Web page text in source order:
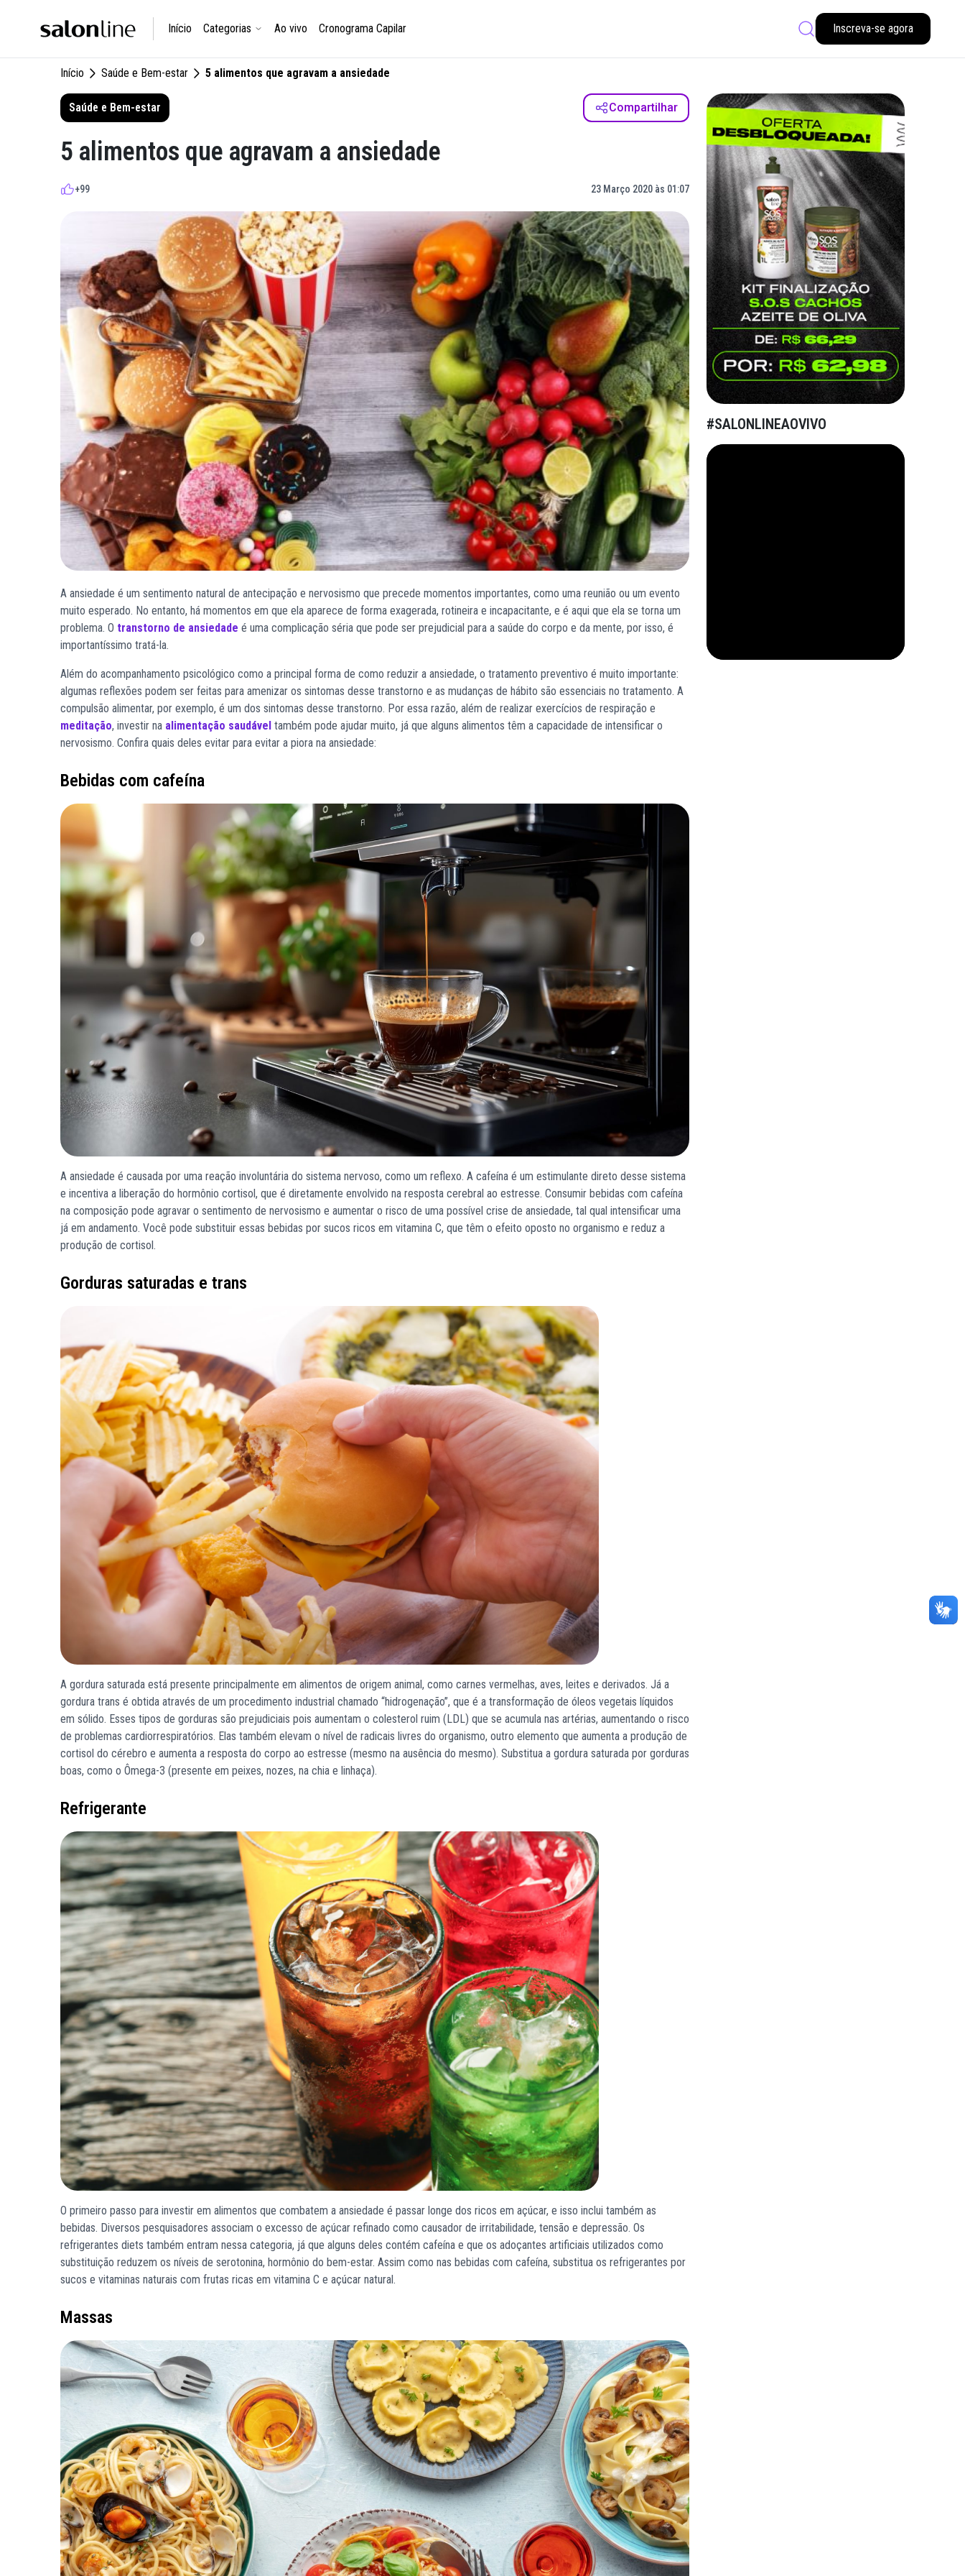
Início Categorias Ao vivo Cronograma Capilar Inscreva-se agora
Início Saúde e Bem-estar 5 alimentos que agravam a ansiedade
Saúde e Bem-estar Compartilhar
5 alimentos que agravam a ansiedade
+99 23 Março 2020 às 01:07
A ansiedade é um sentimento natural de antecipação e nervosismo que precede momentos importantes, como uma reunião ou um evento
muito esperado. No entanto, há momentos em que ela aparece de forma exagerada, rotineira e incapacitante, e é aqui que ela se torna um
problema. O transtorno de ansiedade é uma complicação séria que pode ser prejudicial para a saúde do corpo e da mente, por isso, é
importantíssimo tratá-la.
Além do acompanhamento psicológico como a principal forma de como reduzir a ansiedade, o tratamento preventivo é muito importante:
algumas reflexões podem ser feitas para amenizar os sintomas desse transtorno e as mudanças de hábito são essenciais no tratamento. A
compulsão alimentar, por exemplo, é um dos sintomas desse transtorno. Por essa razão, além de realizar exercícios de respiração e
meditação, investir na alimentação saudável também pode ajudar muito, já que alguns alimentos têm a capacidade de intensificar o
nervosismo. Confira quais deles evitar para evitar a piora na ansiedade:
Bebidas com cafeína
A ansiedade é causada por uma reação involuntária do sistema nervoso, como um reflexo. A cafeína é um estimulante direto desse sistema
e incentiva a liberação do hormônio cortisol, que é diretamente envolvido na resposta cerebral ao estresse. Consumir bebidas com cafeína
na composição pode agravar o sentimento de nervosismo e aumentar o risco de uma possível crise de ansiedade, tal qual intensificar uma
já em andamento. Você pode substituir essas bebidas por sucos ricos em vitamina C, que têm o efeito oposto no organismo e reduz a
produção de cortisol.
Gorduras saturadas e trans
A gordura saturada está presente principalmente em alimentos de origem animal, como carnes vermelhas, aves, leites e derivados. Já a
gordura trans é obtida através de um procedimento industrial chamado “hidrogenação”, que é a transformação de óleos vegetais líquidos
em sólido. Esses tipos de gorduras são prejudiciais pois aumentam o colesterol ruim (LDL) que se acumula nas artérias, aumentando o risco
de problemas cardiorrespiratórios. Elas também elevam o nível de radicais livres do organismo, outro elemento que aumenta a produção de
cortisol do cérebro e aumenta a resposta do corpo ao estresse (mesmo na ausência do mesmo). Substitua a gordura saturada por gorduras
boas, como o Ômega-3 (presente em peixes, nozes, na chia e linhaça).
Refrigerante
O primeiro passo para investir em alimentos que combatem a ansiedade é passar longe dos ricos em açúcar, e isso inclui também as
bebidas. Diversos pesquisadores associam o excesso de açúcar refinado como causador de irritabilidade, tensão e depressão. Os
refrigerantes diets também entram nessa categoria, já que alguns deles contém cafeína e que os adoçantes artificiais utilizados como
substituição reduzem os níveis de serotonina, hormônio do bem-estar. Assim como nas bebidas com cafeína, substitua os refrigerantes por
sucos e vitaminas naturais com frutas ricas em vitamina C e açúcar natural.
Massas
#SALONLINEAOVIVO